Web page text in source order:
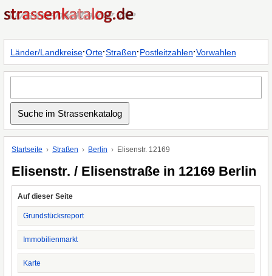
Länder/Landkreise·Orte·Straßen·Postleitzahlen·Vorwahlen
Startseite Straßen Berlin Elisenstr. 12169
Elisenstr. / Elisenstraße in 12169 Berlin
Auf dieser Seite
Grundstücksreport
Immobilienmarkt
Karte